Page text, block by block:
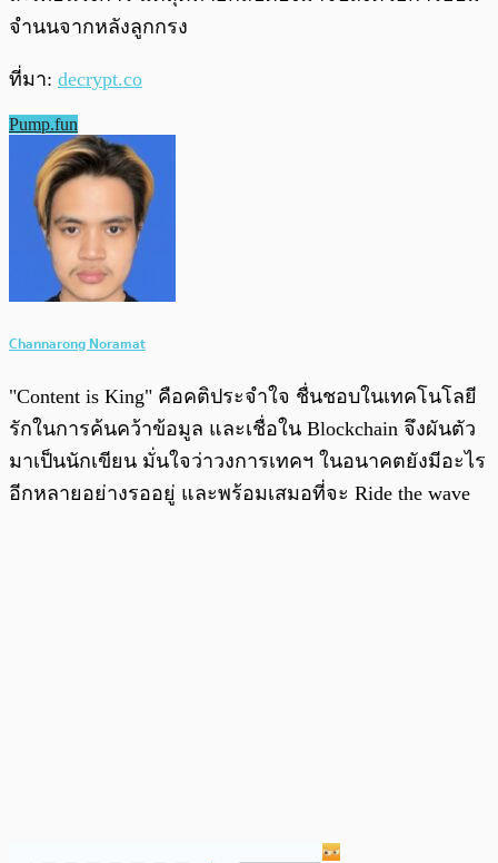
จำนนจากหลังลูกกรง
ที่มา: decrypt.co
Pump.fun
Channarong Noramat
"Content is King" คือคติประจำใจ ชื่นชอบในเทคโนโลยี
รักในการค้นคว้าข้อมูล และเชื่อใน Blockchain จึงผันตัว
มาเป็นนักเขียน มั่นใจว่าวงการเทคฯ ในอนาคตยังมีอะไร
อีกหลายอย่างรออยู่ และพร้อมเสมอที่จะ Ride the wave